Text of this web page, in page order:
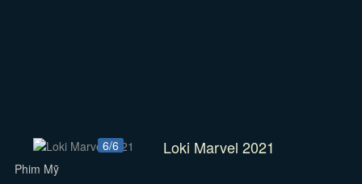
6/6 Loki Marvel 2021
Phim Mỹ